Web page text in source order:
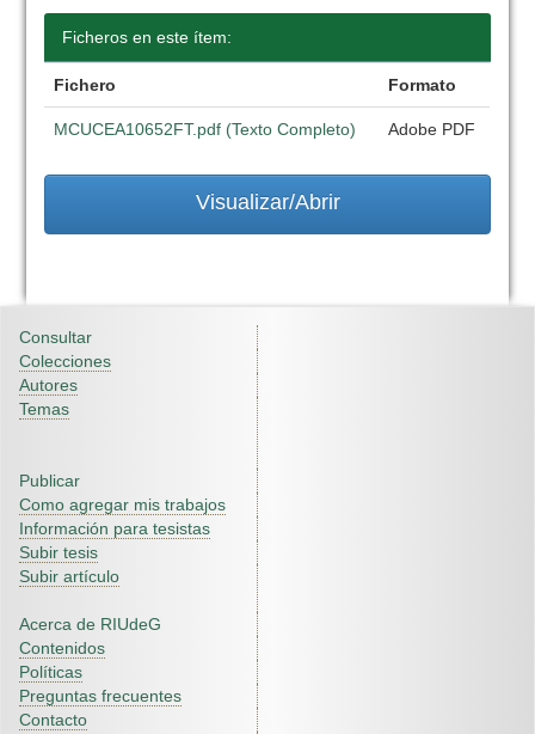
Ficheros en este ítem:
Fichero Formato
MCUCEA10652FT.pdf (Texto Completo) Adobe PDF
Visualizar/Abrir
Consultar
Colecciones
Autores
Temas
Publicar
Como agregar mis trabajos
Información para tesistas
Subir tesis
Subir artículo
Acerca de RIUdeG
Contenidos
Políticas
Preguntas frecuentes
Contacto